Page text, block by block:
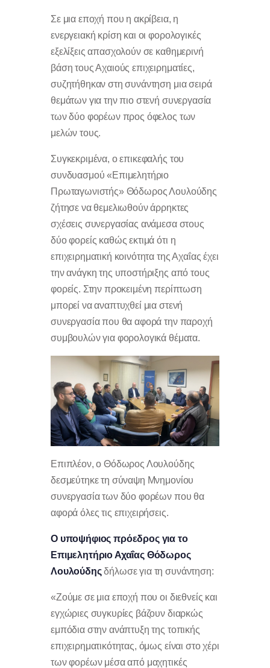
Σε μια εποχή που η ακρίβεια, η
ενεργειακή κρίση και οι φορολογικές
εξελίξεις απασχολούν σε καθημερινή
βάση τους Αχαιούς επιχειρηματίες,
συζητήθηκαν στη συνάντηση μια σειρά
θεμάτων για την πιο στενή συνεργασία
των δύο φορέων προς όφελος των
μελών τους.
Συγκεκριμένα, ο επικεφαλής του
συνδυασμού «Επιμελητήριο
Πρωταγωνιστής» Θόδωρος Λουλούδης
ζήτησε να θεμελιωθούν άρρηκτες
σχέσεις συνεργασίας ανάμεσα στους
δύο φορείς καθώς εκτιμά ότι η
επιχειρηματική κοινότητα της Αχαΐας έχει
την ανάγκη της υποστήριξης από τους
φορείς. Στην προκειμένη περίπτωση
μπορεί να αναπτυχθεί μια στενή
συνεργασία που θα αφορά την παροχή
συμβουλών για φορολογικά θέματα.
Επιπλέον, ο Θόδωρος Λουλούδης
δεσμεύτηκε τη σύναψη Μνημονίου
συνεργασία των δύο φορέων που θα
αφορά όλες τις επιχειρήσεις.
Ο υποψήφιος πρόεδρος για το
Επιμελητήριο Αχαΐας Θόδωρος
Λουλούδηςδήλωσε για τη συνάντηση:
«Ζούμε σε μια εποχή που οι διεθνείς και
εγχώριες συγκυρίες βάζουν διαρκώς
εμπόδια στην ανάπτυξη της τοπικής
επιχειρηματικότητας, όμως είναι στο χέρι
των φορέων μέσα από μαχητικές